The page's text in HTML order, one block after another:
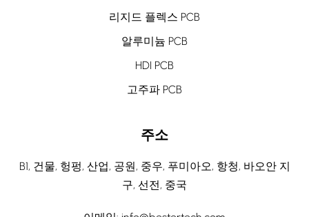
리지드 플렉스 PCB
알루미늄 PCB
HDI PCB
고주파 PCB
주소
B1, 건물, 헝펑, 산업, 공원, 중우, 푸미아오, 항청, 바오안 지
구, 선전, 중국